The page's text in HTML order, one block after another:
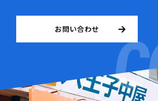
お問い合わせ